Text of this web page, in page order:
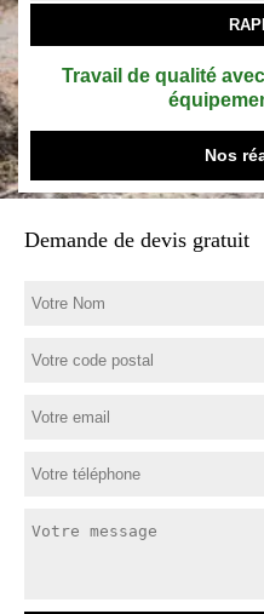
Travail de qualité
Nos
Demande de devis gratuit